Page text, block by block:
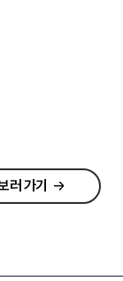
러 가기